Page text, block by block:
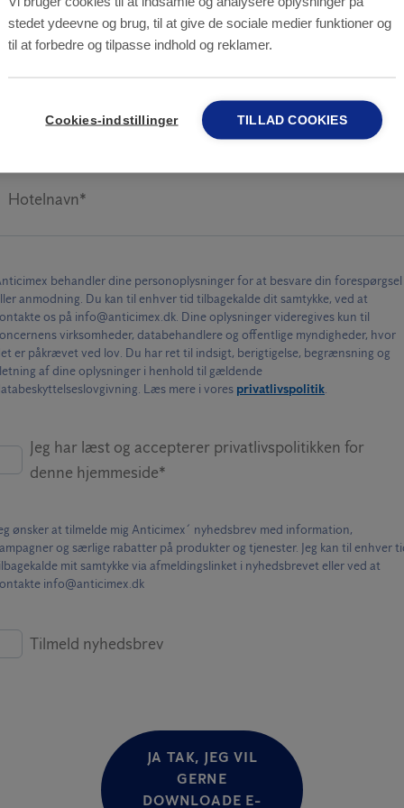
Hotelnavn*
behandler dine personoplysninger for at besvare din forespørgsel
anmodning. Du kan til enhver tid tilbagekalde dit samtykke, ved at
os på info@anticimex.dk. Dine oplysninger videregives kun til
virksomheder, databehandlere og offentlige myndigheder, hvor
er påkrævet ved lov. Du har ret til indsigt, berigtigelse, begrænsning og
af dine oplysninger i henhold til gældende
Læs mere i vores privatlivspolitik.
Jeg har læst og accepterer privatlivspolitikken for
denne hjemmeside*
ønsker at tilmelde mig Anticimex´ nyhedsbrev med information,
og særlige rabatter på produkter og tjenester. Jeg kan til enhver
mit samtykke via afmeldingslinket i nyhedsbrevet eller ved at
info@anticimex.dk
Tilmeld nyhedsbrev
JA TAK, JEG VIL
GERNE
DOWNLOADE E-
stedet ydeevne og brug, til at give de sociale medier funktioner og
til at forbedre og tilpasse indhold og reklamer.
Cookies-indstillinger TILLAD COOKIES